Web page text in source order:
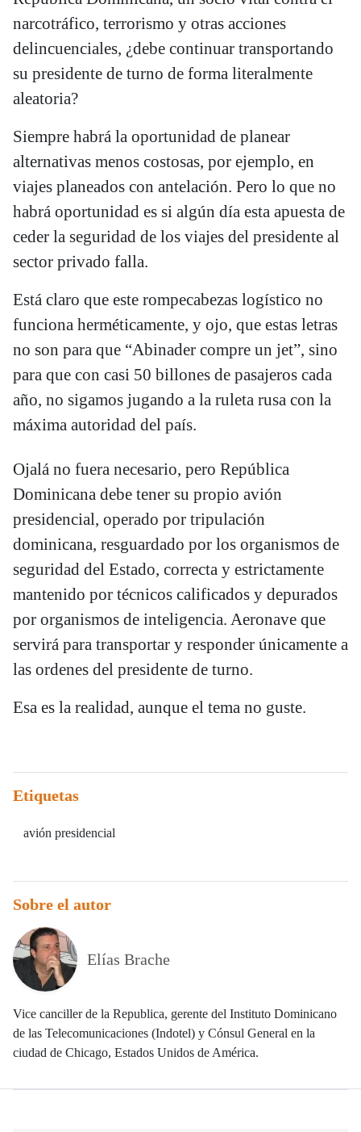
narcotráfico, terrorismo y otras acciones
delincuenciales, ¿debe continuar transportando
su presidente de turno de forma literalmente
aleatoria?
Siempre habrá la oportunidad de planear
alternativas menos costosas, por ejemplo, en
viajes planeados con antelación. Pero lo que no
habrá oportunidad es si algún día esta apuesta de
ceder la seguridad de los viajes del presidente al
sector privado falla.
Está claro que este rompecabezas logístico no
funciona herméticamente, y ojo, que estas letras
no son para que “Abinader compre un jet”, sino
para que con casi 50 billones de pasajeros cada
año, no sigamos jugando a la ruleta rusa con la
máxima autoridad del país.
Ojalá no fuera necesario, pero República
Dominicana debe tener su propio avión
presidencial, operado por tripulación
dominicana, resguardado por los organismos de
seguridad del Estado, correcta y estrictamente
mantenido por técnicos calificados y depurados
por organismos de inteligencia. Aeronave que
servirá para transportar y responder únicamente a
las ordenes del presidente de turno.
Esa es la realidad, aunque el tema no guste.
Etiquetas
avión presidencial
Sobre el autor
Elías Brache
Vice canciller de la Republica, gerente del Instituto Dominicano
de las Telecomunicaciones (Indotel) y Cónsul General en la
ciudad de Chicago, Estados Unidos de América.